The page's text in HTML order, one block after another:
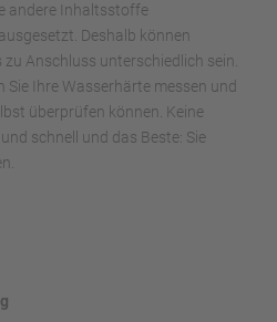
andere Inhaltsstoffe
Deshalb können
Anschluss unterschiedlich sein.
Sie Ihre Wasserhärte messen und
überprüfen können. Keine
schnell und das Beste: Sie